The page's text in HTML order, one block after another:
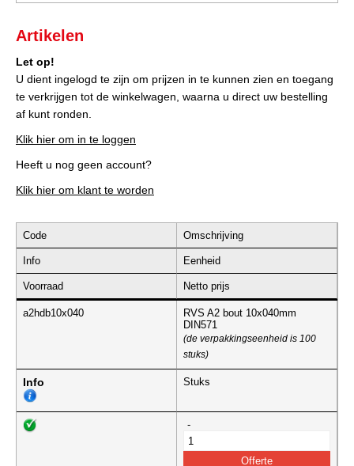
Artikelen
Let op!
U dient ingelogd te zijn om prijzen in te kunnen zien en toegang
te verkrijgen tot de winkelwagen, waarna u direct uw bestelling
af kunt ronden.
Klik hier om in te loggen
Heeft u nog geen account?
Klik hier om klant te worden
Code Omschrijving
Info Eenheid
Voorraad Netto prijs
a2hdb10x040
RVS A2 bout 10x040mm
DIN571
(de verpakkingseenheid is 100
stuks)
Info Stuks
-